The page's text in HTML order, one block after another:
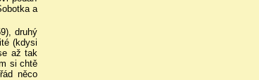
a
druhý
(kdysi
až tak
si chtě
něco